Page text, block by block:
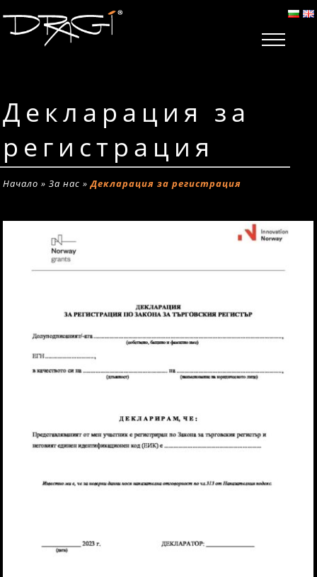
Декларация за
регистрация
Начало »За нас »Декларация за регистрация